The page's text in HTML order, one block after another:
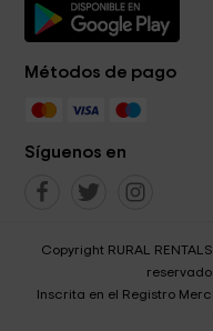
Métodos de pago
Síguenos en
Copyright RURAL
Inscrita en el Registro